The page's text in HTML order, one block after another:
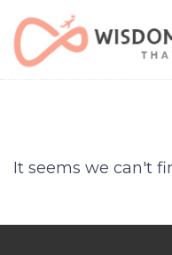
It seems we can't